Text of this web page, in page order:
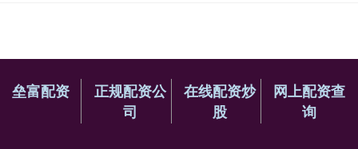
垒富配资
正规配资公
司
在线配资炒
股
网上配资查
询